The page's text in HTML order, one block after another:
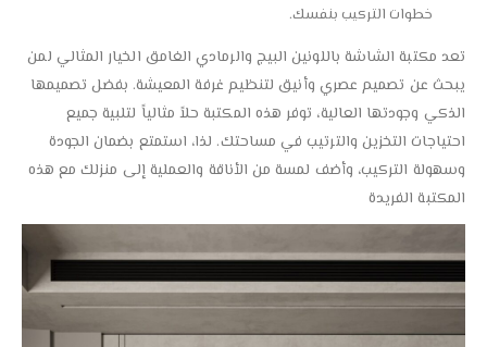
خطوات التركيب بنفسك.
تعد مكتبة الشاشة باللونين البيج والرمادي الغامق الخيار المثالي لمن
يبحث عن تصميم عصري وأنيق لتنظيم غرفة المعيشة. بفضل تصميمها
الذكي وجودتها العالية، توفر هذه المكتبة حلاً مثالياً لتلبية جميع
احتياجات التخزين والترتيب في مساحتك. لذا، استمتع بضمان الجودة
وسهولة التركيب، وأضف لمسة من الأناقة والعملية إلى منزلك مع هذه
المكتبة الفريدة